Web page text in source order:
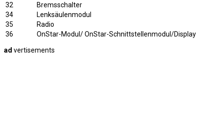
32
Bremsschalter
34
Lenksäulenmodul
35
Radio
36
OnStar-Modul/ OnStar-Schnittstellenmodul/Display
ad vertisements